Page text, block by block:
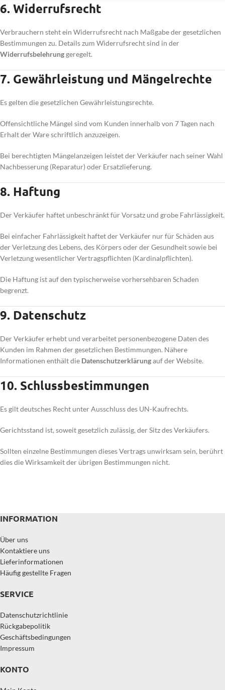
6. Widerrufsrecht
Verbrauchern steht ein Widerrufsrecht nach Maßgabe der gesetzlichen
Bestimmungen zu. Details zum Widerrufsrecht sind in der
Widerrufsbelehrung geregelt.
7. Gewährleistung und Mängelrechte
Es gelten die gesetzlichen Gewährleistungsrechte.
Offensichtliche Mängel sind vom Kunden innerhalb von 7 Tagen nach
Erhalt der Ware schriftlich anzuzeigen.
Bei berechtigten Mängelanzeigen leistet der Verkäufer nach seiner Wahl
Nachbesserung (Reparatur) oder Ersatzlieferung.
8. Haftung
Der Verkäufer haftet unbeschränkt für Vorsatz und grobe Fahrlässigkeit.
Bei einfacher Fahrlässigkeit haftet der Verkäufer nur für Schäden aus
der Verletzung des Lebens, des Körpers oder der Gesundheit sowie bei
Verletzung wesentlicher Vertragspflichten (Kardinalpflichten).
Die Haftung ist auf den typischerweise vorhersehbaren Schaden
begrenzt.
9. Datenschutz
Der Verkäufer erhebt und verarbeitet personenbezogene Daten des
Kunden im Rahmen der gesetzlichen Bestimmungen. Nähere
Informationen enthält die Datenschutzerklärungauf der Website.
10. Schlussbestimmungen
Es gilt deutsches Recht unter Ausschluss des UN-Kaufrechts.
Gerichtsstand ist, soweit gesetzlich zulässig, der Sitz des Verkäufers.
Sollten einzelne Bestimmungen dieses Vertrags unwirksam sein, berührt
dies die Wirksamkeit der übrigen Bestimmungen nicht.
INFORMATION
Über uns
Kontaktiere uns
Lieferinformationen
Häufig gestellte Fragen
SERVICE
Datenschutzrichtlinie
Rückgabepolitik
Geschäftsbedingungen
Impressum
KONTO